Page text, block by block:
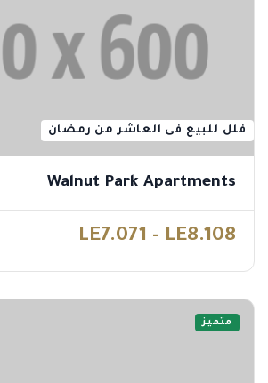
فلل للبيع فى العاشر من رمضان
Walnut Park Apartments
LE7.071 - LE8.108
متميز